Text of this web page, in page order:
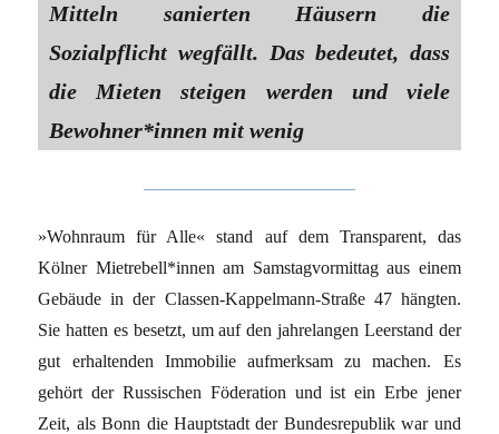
Mitteln sanierten Häusern die
Sozialpflicht wegfällt. Das bedeutet, dass
die Mieten steigen werden und viele
Bewohner*innen mit wenig
»Wohnraum für Alle« stand auf dem Transparent, das
Kölner Mietrebell*innen am Samstagvormittag aus einem
Gebäude in der Classen-Kappelmann-Straße 47 hängten.
Sie hatten es besetzt, um auf den jahrelangen Leerstand der
gut erhaltenden Immobilie aufmerksam zu machen. Es
gehört der Russischen Föderation und ist ein Erbe jener
Zeit, als Bonn die Hauptstadt der Bundesrepublik war und